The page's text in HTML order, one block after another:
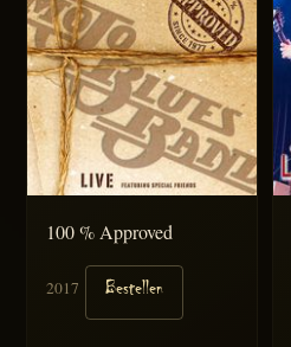
100 % Approved
2017 Bestellen